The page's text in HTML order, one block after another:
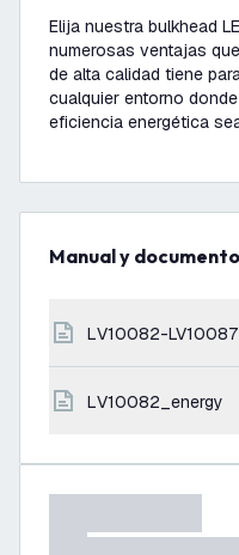
Elija nuestra bulkhead
numerosas ventajas
de alta calidad tiene
cualquier entorno
eficiencia energética
Manual y
LV10082-
LV10082_energy